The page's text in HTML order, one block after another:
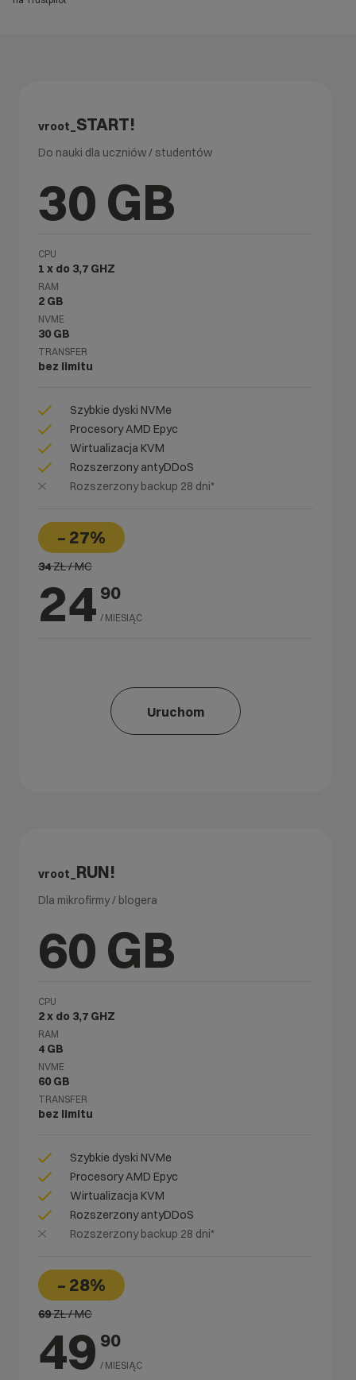
vroot_ START!
Do nauki dla uczniów / studentów
30 GB
CPU
1 x do 3,7 GHZ
RAM
2 GB
NVME
30 GB
TRANSFER
bez limitu
Szybkie dyski NVMe
Procesory AMD Epyc
Wirtualizacja KVM
Rozszerzony antyDDoS
Rozszerzony backup 28 dni*
34ZŁ / MC
– 27%
24 90
/ MIESIĄC
Uruchom
vroot_ RUN!
Dla mikrofirmy / blogera
60 GB
CPU
2 x do 3,7 GHZ
RAM
4 GB
NVME
60 GB
TRANSFER
bez limitu
Szybkie dyski NVMe
Procesory AMD Epyc
Wirtualizacja KVM
Rozszerzony antyDDoS
Rozszerzony backup 28 dni*
69ZŁ / MC
– 28%
49 90
/ MIESIĄC